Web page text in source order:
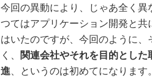
今回の異動により、じゃあ全く
つてはアプリケーション開発と
はいたのですが、今回のように
く、
関連会社やそれを目的とし
進 、というのは初めてになりま